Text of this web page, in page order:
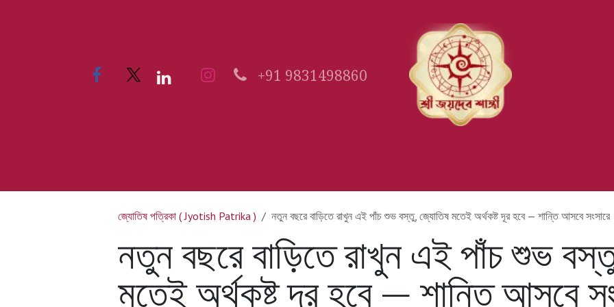
+91 9831498860
জ্যোতিষ পত্রিকা ( Jyotish Patrika ) নতুন বছরে বাড়িতে রাখুন এই পাঁচ শুভ বস্তু, জ্যোতিষ মতেই অর্থকষ্ট দূর হবে — শান্তি আসবে সংসারে
নতুন বছরে বাড়িতে রাখুন এই পাঁচ শুভ
মতেই অর্থকষ্ট দূর হবে — শান্তি আসবে